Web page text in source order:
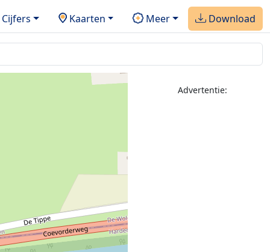
Cijfers Kaarten Meer Download
Advertentie: